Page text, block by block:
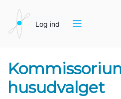
Log ind
husudvalget